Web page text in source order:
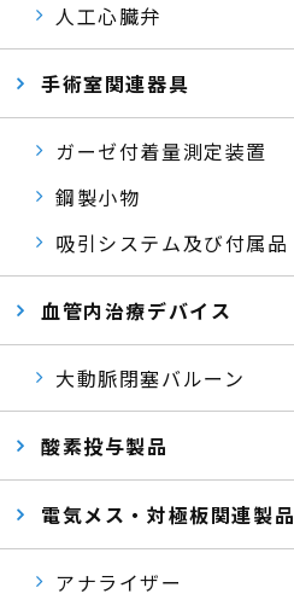
人工心臓弁
手術室関連器具
ガーゼ付着量測定装置
鋼製小物
吸引システム及び付属品
血管内治療デバイス
大動脈閉塞バルーン
酸素投与製品
電気メス・対極板関連製品
アナライザー